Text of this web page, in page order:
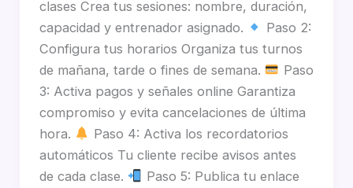
clases Crea tus sesiones: nombre, duración,
capacidad y entrenador asignado.
Paso 2:
Configura tus horarios Organiza tus turnos
de mañana, tarde o fines de semana.
Paso
3: Activa pagos y señales online Garantiza
compromiso y evita cancelaciones de última
hora.
Paso 4: Activa los recordatorios
automáticos Tu cliente recibe avisos antes
de cada clase.
Paso 5: Publica tu enlace